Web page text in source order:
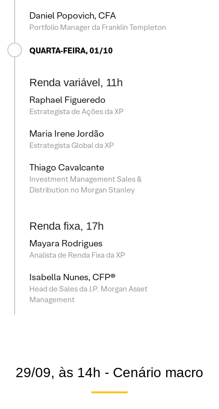
Daniel Popovich, CFA
Portfolio Manager da Franklin Templeton
QUARTA-FEIRA, 01/10
Renda variável, 11h
Raphael Figueredo
Estrategista de Ações da XP
Maria Irene Jordão
Estrategista Global da XP
Thiago Cavalcante
Investment Management Sales &
Distribution no Morgan Stanley
Renda fixa, 17h
Mayara Rodrigues
Analista de Renda Fixa da XP
Isabella Nunes, CFP®
Head de Sales da J.P. Morgan Asset
Management
29/09, às 14h - Cenário macro